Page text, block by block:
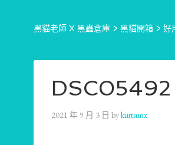
黑貓老師 X 黑蟲倉庫 > 黑貓開箱 > 好
DSC05492
2021 年 9 月 3 日 bykurtsunx